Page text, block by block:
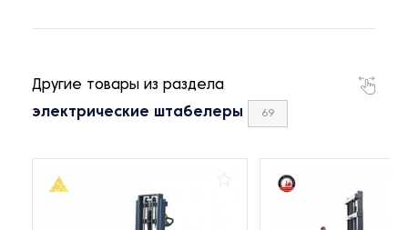
Другие товары из раздела
электрические штабелеры 69